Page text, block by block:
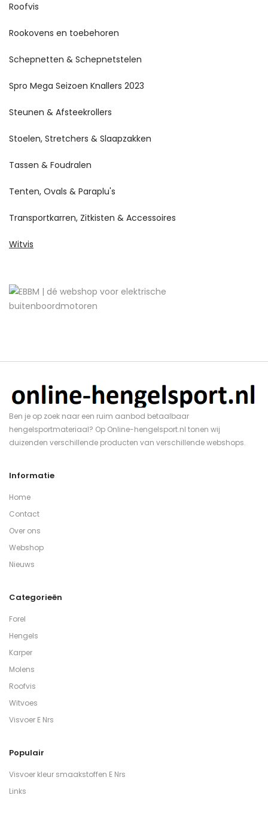
Roofvis
Rookovens en toebehoren
Schepnetten & Schepnetstelen
Spro Mega Seizoen Knallers 2023
Steunen & Afsteekrollers
Stoelen, Stretchers & Slaapzakken
Tassen & Foudralen
Tenten, Ovals & Paraplu's
Transportkarren, Zitkisten & Accessoires
Witvis
Ben je op zoek naar een ruim aanbod betaalbaar
hengelsportmateriaal? Op Online-hengelsport.nl tonen wij
duizenden verschillende producten van verschillende webshops.
Informatie
Home
Contact
Over ons
Webshop
Nieuws
Categorieën
Forel
Hengels
Karper
Molens
Roofvis
Witvoes
Visvoer E Nrs
Populair
Visvoer kleur smaakstoffen E Nrs
Links